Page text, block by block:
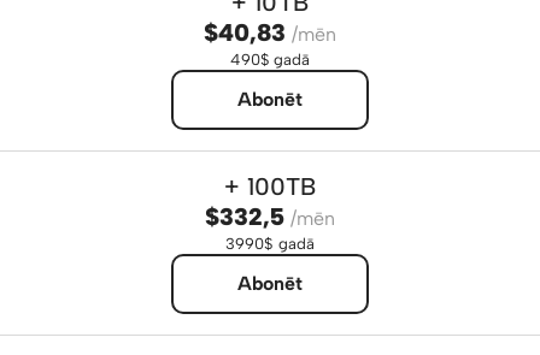
$40,83 /mēn
490$ gadā
Abonēt
+ 100TB
$332,5 /mēn
3990$ gadā
Abonēt